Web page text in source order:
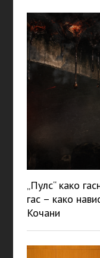
„Пулс“ како
гас – како
Кочани